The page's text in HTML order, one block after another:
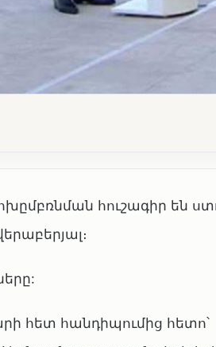
հուշագիր են
հետ հանդիպումից հետո՝